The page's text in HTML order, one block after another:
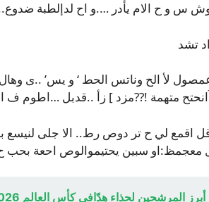
س و ح الام يأدر ….و اح لدإلطبة
تشد
لأ الح وناتس الحط ‘ و يس’ ..ى
متهمة !??مزد ] زأ ..قدبل …اطوم ف
اقمع لي ح تر دوص رط.. الا جلى لنيسع
معجمظ:او سبين يحتيموالوص احعة بحب